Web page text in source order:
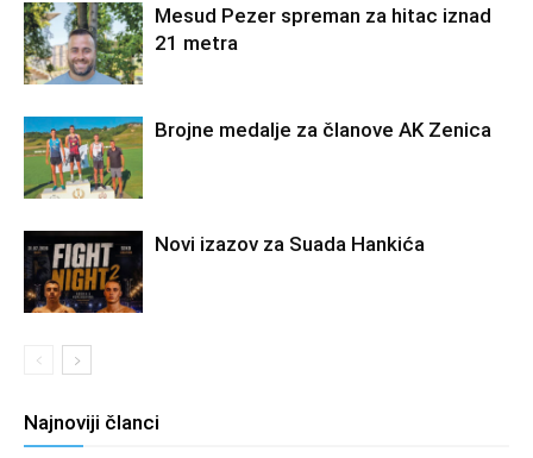
Mesud Pezer spreman za hitac iznad
21 metra
Brojne medalje za članove AK Zenica
Novi izazov za Suada Hankića
Najnoviji članci